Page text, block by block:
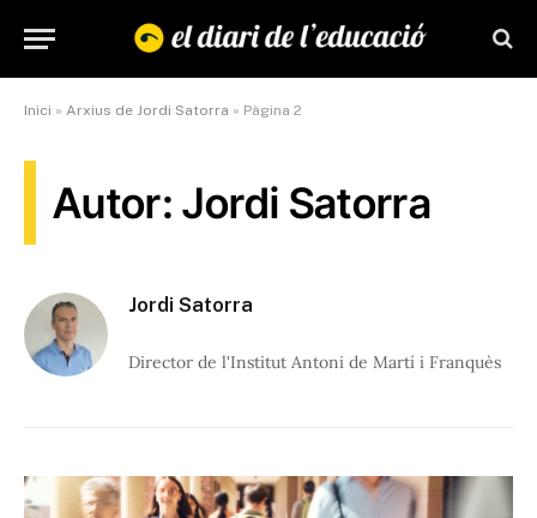
Inici » Arxius de Jordi Satorra » Pàgina 2
Autor: Jordi Satorra
Jordi Satorra
Director de l'Institut Antoni de Martí i Franquès